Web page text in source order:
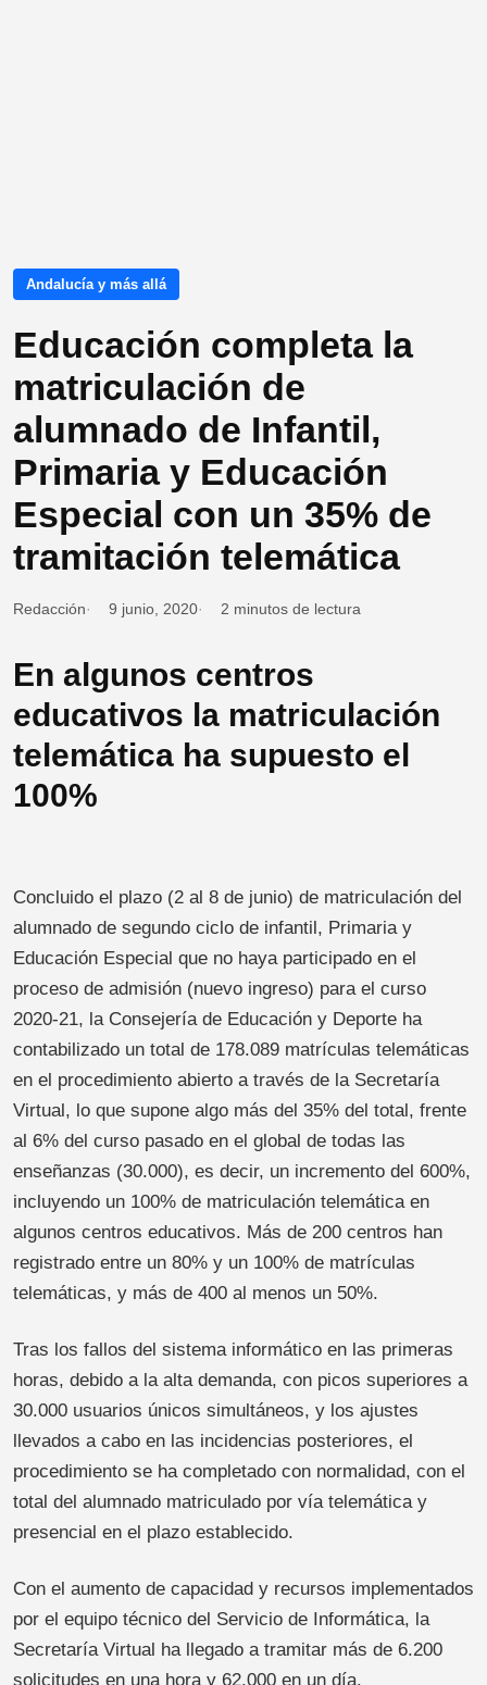
Andalucía y más allá
Educación completa la
matriculación de
alumnado de Infantil,
Primaria y Educación
Especial con un 35% de
tramitación telemática
Redacción 9 junio, 2020 2 minutos de lectura
En algunos centros
educativos la matriculación
telemática ha supuesto el
100%
Concluido el plazo (2 al 8 de junio) de matriculación del
alumnado de segundo ciclo de infantil, Primaria y
Educación Especial que no haya participado en el
proceso de admisión (nuevo ingreso) para el curso
2020-21, la Consejería de Educación y Deporte ha
contabilizado un total de 178.089 matrículas telemáticas
en el procedimiento abierto a través de la Secretaría
Virtual, lo que supone algo más del 35% del total, frente
al 6% del curso pasado en el global de todas las
enseñanzas (30.000), es decir, un incremento del 600%,
incluyendo un 100% de matriculación telemática en
algunos centros educativos. Más de 200 centros han
registrado entre un 80% y un 100% de matrículas
telemáticas, y más de 400 al menos un 50%.
Tras los fallos del sistema informático en las primeras
horas, debido a la alta demanda, con picos superiores a
30.000 usuarios únicos simultáneos, y los ajustes
llevados a cabo en las incidencias posteriores, el
procedimiento se ha completado con normalidad, con el
total del alumnado matriculado por vía telemática y
presencial en el plazo establecido.
Con el aumento de capacidad y recursos implementados
por el equipo técnico del Servicio de Informática, la
Secretaría Virtual ha llegado a tramitar más de 6.200
solicitudes en una hora y 62.000 en un día.